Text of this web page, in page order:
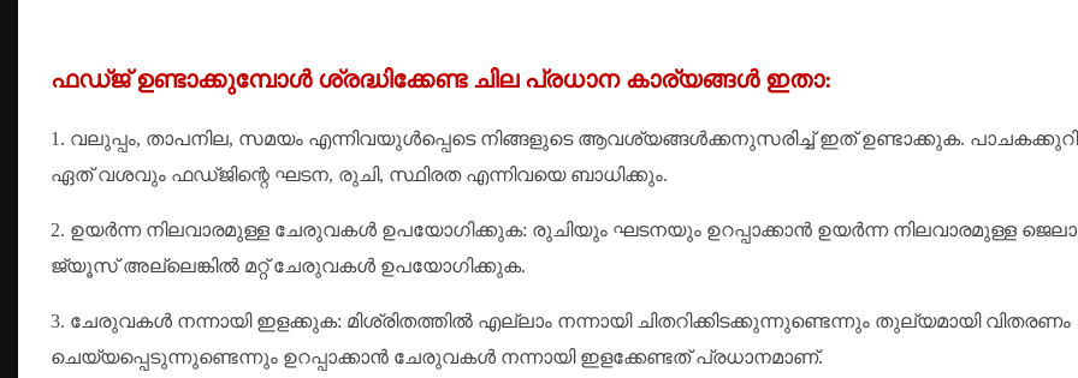
ഫഡ്ജ് ഉണ്ടാക്കുമ്പോൾ ശ്രദ്ധിക്കേണ്ട ചില പ്രധാന കാര്യങ്ങൾ ഇതാ:
1. വലുപ്പം, താപനില, സമയം എന്നിവയുൾപ്പെടെ നിങ്ങളുടെ ആവശ്യങ്ങൾക്കനുസരിച്ച് ഇത് ഉണ്ടാക്കുക.
ഏത് വശവും ഫഡ്ജിന്റെ ഘടന, രുചി, സ്ഥിരത എന്നിവയെ ബാധിക്കും.
2. ഉയർന്ന നിലവാരമുള്ള ചേരുവകൾ ഉപയോഗിക്കുക: രുചിയും ഘടനയും ഉറപ്പാക്കാൻ ഉയർന്ന നിലവാരമുള്ള
ജ്യൂസ് അല്ലെങ്കിൽ മറ്റ് ചേരുവകൾ ഉപയോഗിക്കുക.
3. ചേരുവകൾ നന്നായി ഇളക്കുക: മിശ്രിതത്തിൽ എല്ലാം നന്നായി ചിതറിക്കിടക്കുന്നുണ്ടെന്നും തുല്യമായി വിതരണം
ചെയ്യപ്പെടുന്നുണ്ടെന്നും ഉറപ്പാക്കാൻ ചേരുവകൾ നന്നായി ഇളക്കേണ്ടത് പ്രധാനമാണ്.